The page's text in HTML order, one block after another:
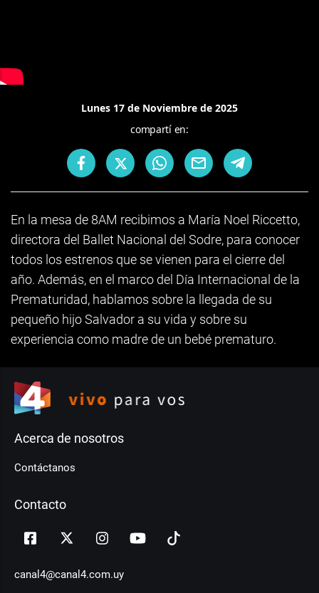
Lunes 17 de Noviembre de 2025
compartí en:
En la mesa de 8AM recibimos a María Noel Riccetto,
directora del Ballet Nacional del Sodre, para conocer
todos los estrenos que se vienen para el cierre del
año. Además, en el marco del Día Internacional de la
Prematuridad, hablamos sobre la llegada de su
pequeño hijo Salvador a su vida y sobre su
experiencia como madre de un bebé prematuro.
Acerca de nosotros
Contáctanos
Contacto
canal4@canal4.com.uy